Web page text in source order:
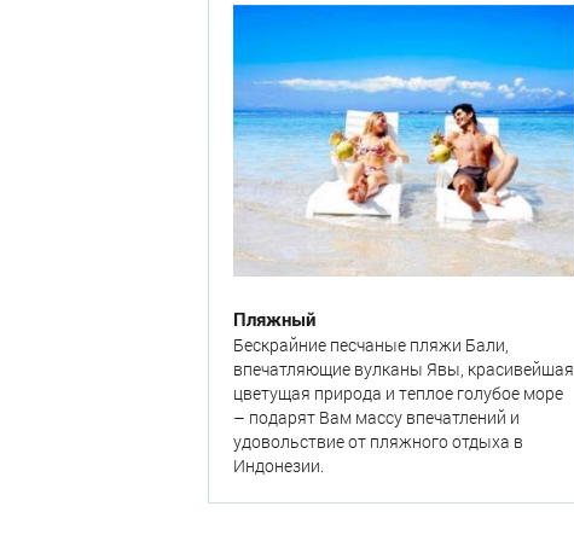
Пляжный
Бескрайние песчаные пляжи Бали,
впечатляющие вулканы Явы, красивейшая
цветущая природа и теплое голубое море
– подарят Вам массу впечатлений и
удовольствие от пляжного отдыха в
Индонезии.